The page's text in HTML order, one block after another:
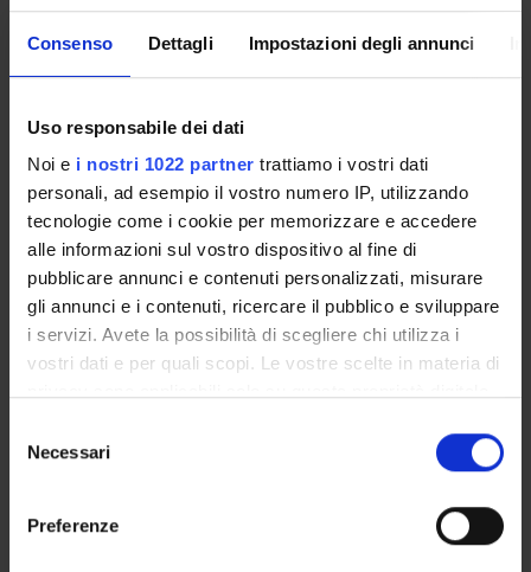
Consenso Dettagli Impostazioni degli annunci
Uso responsabile dei dati
Noi e i nostri 1022 partner trattiamo i vostri dati
personali, ad esempio il vostro numero IP, utilizzando
tecnologie come i cookie per memorizzare e accedere
alle informazioni sul vostro dispositivo al fine di
pubblicare annunci e contenuti personalizzati, misurare
gli annunci e i contenuti, ricercare il pubblico e sviluppare
i servizi. Avete la possibilità di scegliere chi utilizza i
vostri dati e per quali scopi. Le vostre scelte in materia di
modificare o revocare il proprio consenso in qualsiasi
momento dalla Dichiarazione sui cookie o facendo clic
delNecessari
Preferenze
Insegnamenti
Calendario didattico
Piani didattici
Orario lezioni
Calendario esami
Bacheca avvisi
Proposte tesi e stage
Organi collegiali e di governo
Docenti
OFFERTA FORMATIVA